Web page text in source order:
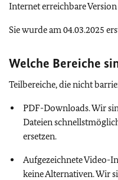
Internet erreichbare Version
Sie wurde am 04.03.2025
Welche Bereiche
Teilbereiche, die nicht
PDF-Downloads. Wir
Dateien
ersetzen.
Aufgezeichnete Video-
keine Alternativen. Wir